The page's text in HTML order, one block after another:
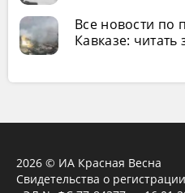
Все новости по
Кавказе: читать
2026 © ИА Красная Весна
Свидетельства о